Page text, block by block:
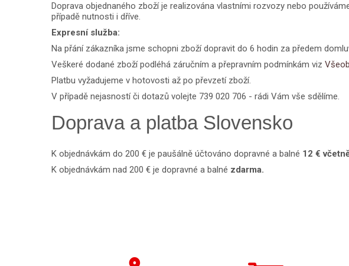
Doprava objednaného zboží je realizována vlastními rozvozy nebo
případě nutnosti i dříve.
Expresní služba:
Na přání zákazníka jsme schopni zboží dopravit do 6 hodin za předem
Veškeré dodané zboží podléhá záručním a přepravním podmínkám viz
Platbu vyžadujeme v hotovosti až po převzetí zboží.
V případě nejasností či dotazů volejte 739 020 706 - rádi Vám vše sdělíme.
Doprava a platba Slovensko
K objednávkám do 200 € je paušálně účtováno dopravné a balné 12 €
K objednávkám nad 200 € je dopravné a balné zdarma.